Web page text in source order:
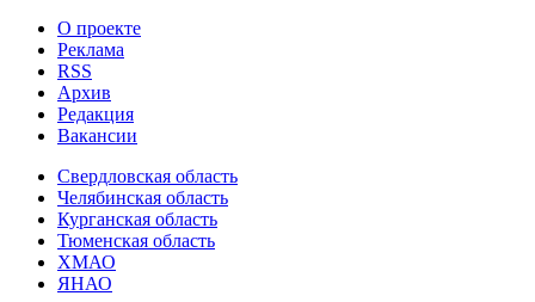
О проекте
Реклама
RSS
Архив
Редакция
Вакансии
Свердловская область
Челябинская область
Курганская область
Тюменская область
ХМАО
ЯНАО